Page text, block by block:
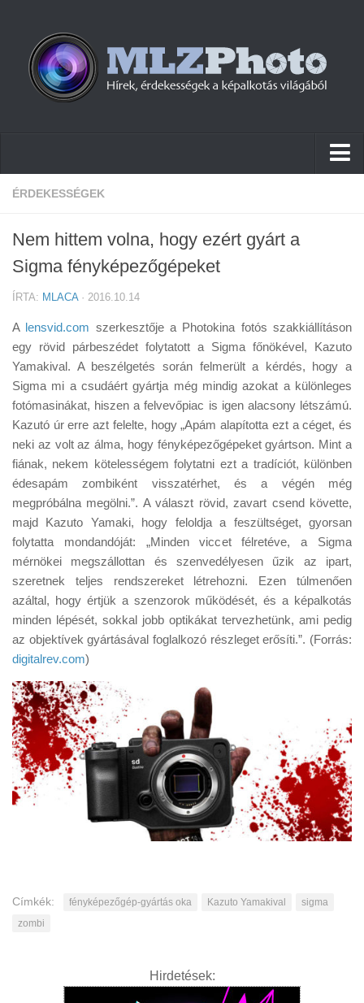
Hírek
Cikkek
Szoftver
Tudástár
Tanácsok
Érdekességek
Helyszíni Riport
E-BB
ÉRDEKESSÉGEK
Nem hittem volna, hogy ezért gyárt a
Sigma fényképezőgépeket
ÍRTA: MLACA· 2016.10.14
A lensvid.com szerkesztője a Photokina fotós szakkiállításon
egy rövid párbeszédet folytatott a Sigma főnökével, Kazuto
Yamakival. A beszélgetés során felmerült a kérdés, hogy a
Sigma mi a csudáért gyártja még mindig azokat a különleges
fotómasinákat, hiszen a felvevőpiac is igen alacsony létszámú.
Kazutó úr erre azt felelte, hogy „Apám alapította ezt a céget, és
neki az volt az álma, hogy fényképezőgépeket gyártson. Mint a
fiának, nekem kötelességem folytatni ezt a tradíciót, különben
édesapám zombiként visszatérhet, és a végén még
megpróbálna megölni.”. A választ rövid, zavart csend követte,
majd Kazuto Yamaki, hogy feloldja a feszültséget, gyorsan
folytatta mondandóját: „Minden viccet félretéve, a Sigma
mérnökei megszállottan és szenvedélyesen űzik az ipart,
szeretnek teljes rendszereket létrehozni. Ezen túlmenően
azáltal, hogy értjük a szenzorok működését, és a képalkotás
minden lépését, sokkal jobb optikákat tervezhetünk, ami pedig
az objektívek gyártásával foglalkozó részleget erősíti.”. (Forrás:
digitalrev.com)
Címkék: fényképezőgép-gyártás oka Kazuto Yamakival
sigma
zombi
Hirdetések: